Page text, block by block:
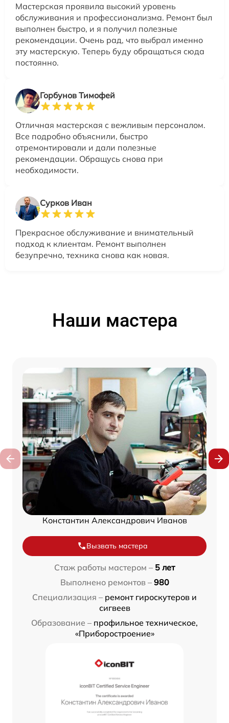
Мастерская проявила высокий уровень
обслуживания и профессионализма. Ремонт был
выполнен быстро, и я получил полезные
рекомендации. Очень рад, что выбрал именно
эту мастерскую. Теперь буду обращаться сюда
постоянно.
Горбунов Тимофей
Отличная мастерская с вежливым персоналом.
Все подробно объяснили, быстро
отремонтировали и дали полезные
рекомендации. Обращусь снова при
необходимости.
Сурков Иван
Прекрасное обслуживание и внимательный
подход к клиентам. Ремонт выполнен
безупречно, техника снова как новая.
Наши мастера
Константин Александрович Иванов
Вызвать мастера
Стаж работы мастером – 5 лет
Выполнено ремонтов – 980
Специализация – ремонт гироскутеров и
сигвеев
Образование – профильное техническое,
«Приборостроение»